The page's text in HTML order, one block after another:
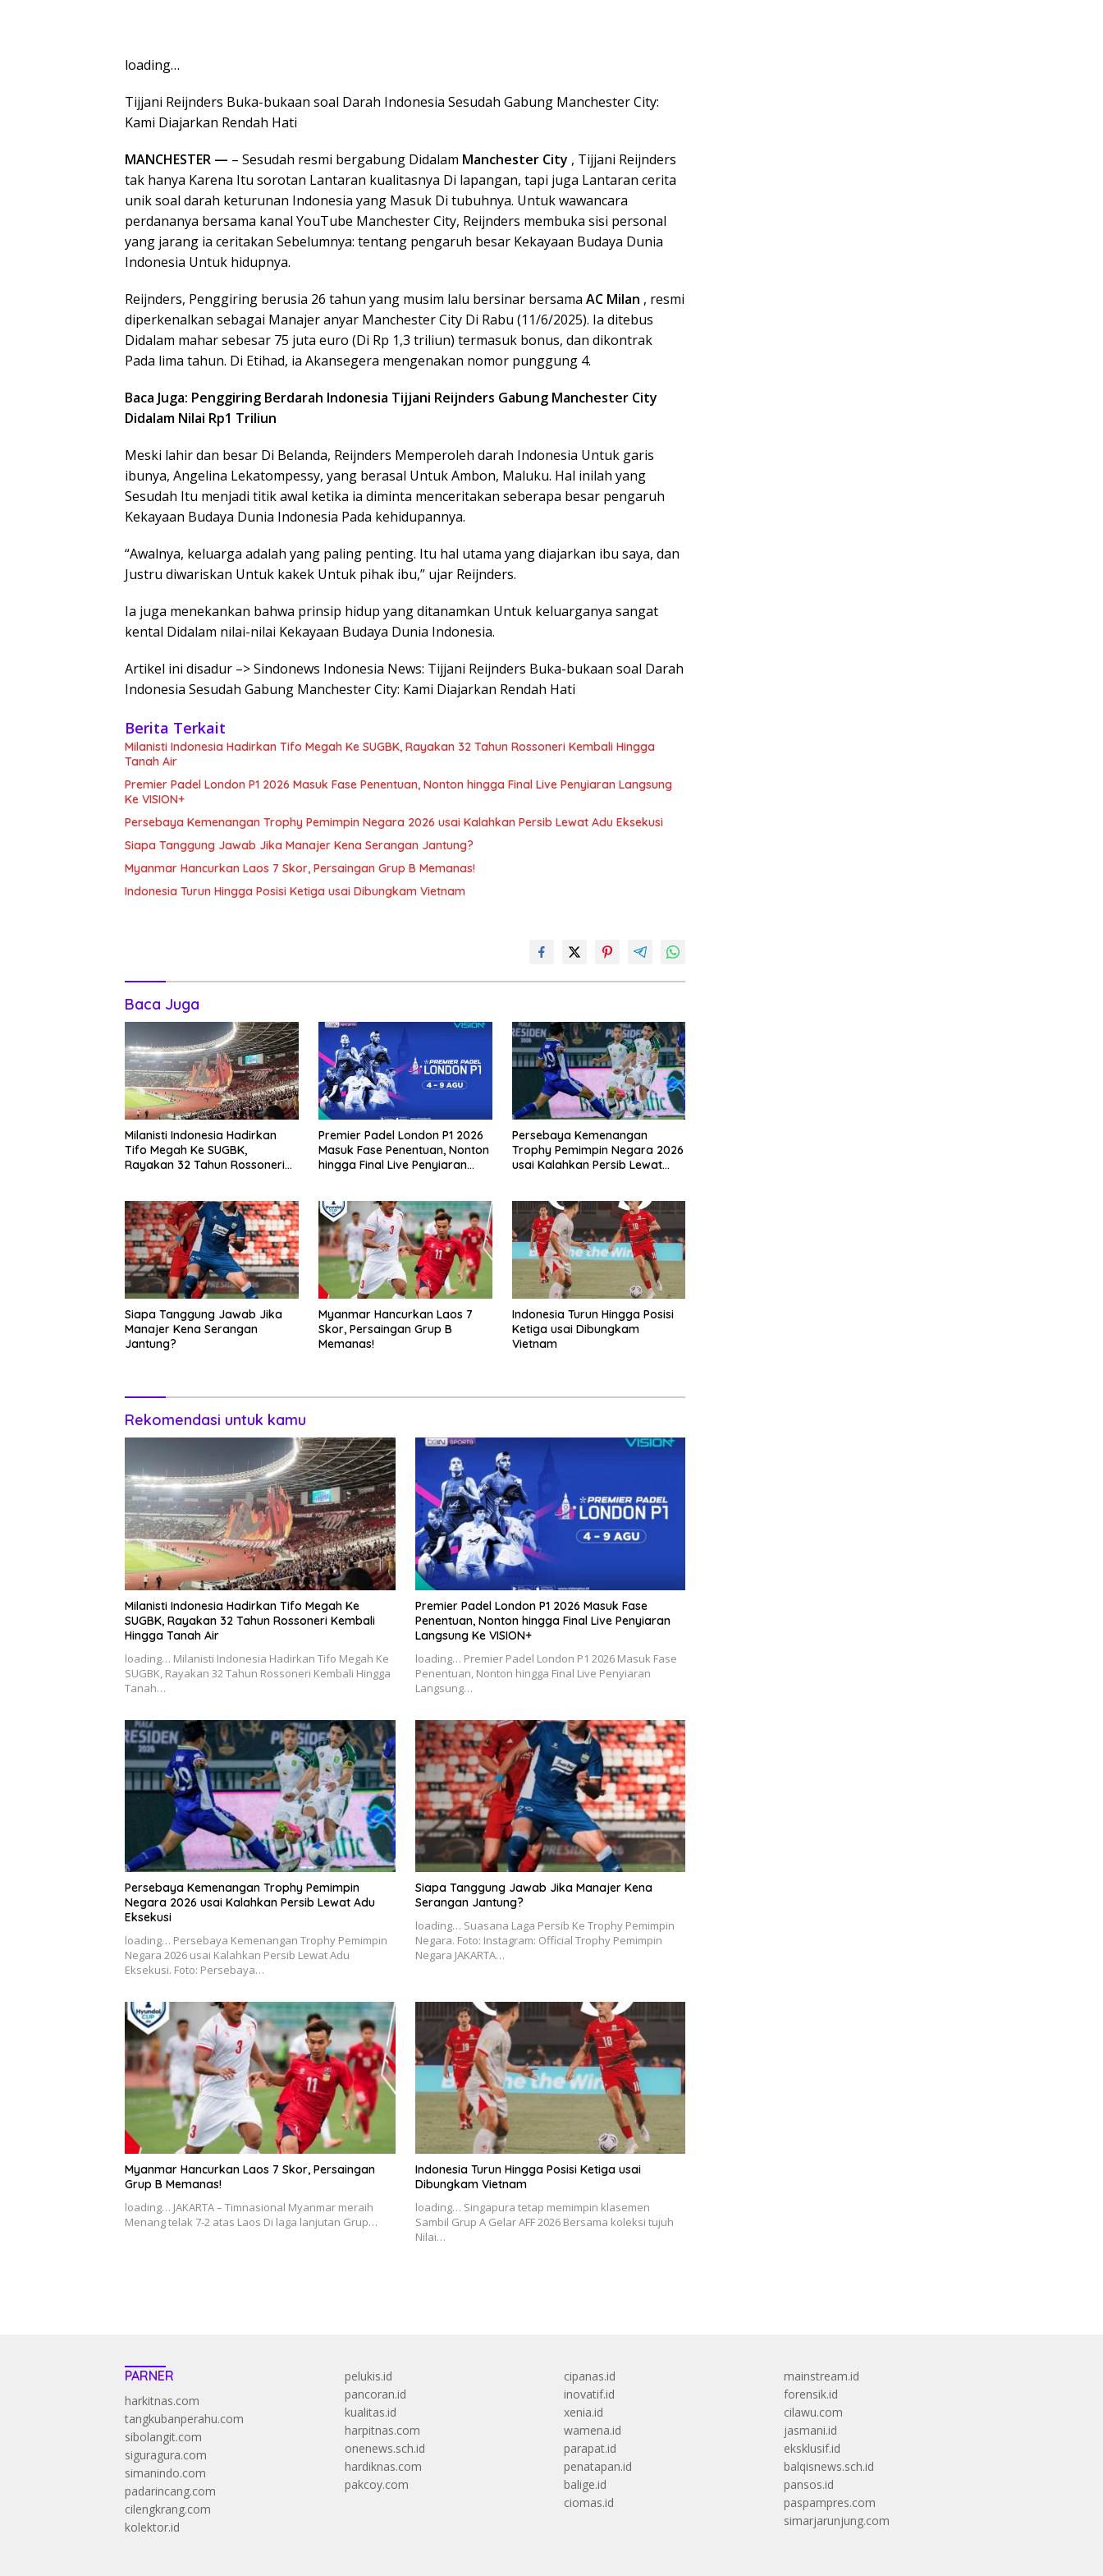
loading…
Tijjani Reijnders Buka-bukaan soal Darah Indonesia Sesudah Gabung Manchester City:
Kami Diajarkan Rendah Hati
MANCHESTER — – Sesudah resmi bergabung Didalam Manchester City , Tijjani Reijnders
tak hanya Karena Itu sorotan Lantaran kualitasnya Di lapangan, tapi juga Lantaran cerita
unik soal darah keturunan Indonesia yang Masuk Di tubuhnya. Untuk wawancara
perdananya bersama kanal YouTube Manchester City, Reijnders membuka sisi personal
yang jarang ia ceritakan Sebelumnya: tentang pengaruh besar Kekayaan Budaya Dunia
Indonesia Untuk hidupnya.
Reijnders, Penggiring berusia 26 tahun yang musim lalu bersinar bersama AC Milan , resmi
diperkenalkan sebagai Manajer anyar Manchester City Di Rabu (11/6/2025). Ia ditebus
Didalam mahar sebesar 75 juta euro (Di Rp 1,3 triliun) termasuk bonus, dan dikontrak
Pada lima tahun. Di Etihad, ia Akansegera mengenakan nomor punggung 4.
Baca Juga: Penggiring Berdarah Indonesia Tijjani Reijnders Gabung Manchester City
Didalam Nilai Rp1 Triliun
Meski lahir dan besar Di Belanda, Reijnders Memperoleh darah Indonesia Untuk garis
ibunya, Angelina Lekatompessy, yang berasal Untuk Ambon, Maluku. Hal inilah yang
Sesudah Itu menjadi titik awal ketika ia diminta menceritakan seberapa besar pengaruh
Kekayaan Budaya Dunia Indonesia Pada kehidupannya.
“Awalnya, keluarga adalah yang paling penting. Itu hal utama yang diajarkan ibu saya, dan
Justru diwariskan Untuk kakek Untuk pihak ibu,” ujar Reijnders.
Ia juga menekankan bahwa prinsip hidup yang ditanamkan Untuk keluarganya sangat
kental Didalam nilai-nilai Kekayaan Budaya Dunia Indonesia.
Artikel ini disadur –> Sindonews Indonesia News: Tijjani Reijnders Buka-bukaan soal Darah
Indonesia Sesudah Gabung Manchester City: Kami Diajarkan Rendah Hati
Berita Terkait
Milanisti Indonesia Hadirkan Tifo Megah Ke SUGBK, Rayakan 32 Tahun Rossoneri Kembali Hingga
Tanah Air
Premier Padel London P1 2026 Masuk Fase Penentuan, Nonton hingga Final Live Penyiaran Langsung
Ke VISION+
Persebaya Kemenangan Trophy Pemimpin Negara 2026 usai Kalahkan Persib Lewat Adu Eksekusi
Siapa Tanggung Jawab Jika Manajer Kena Serangan Jantung?
Myanmar Hancurkan Laos 7 Skor, Persaingan Grup B Memanas!
Indonesia Turun Hingga Posisi Ketiga usai Dibungkam Vietnam
Baca Juga
Milanisti Indonesia Hadirkan
Tifo Megah Ke SUGBK,
Rayakan 32 Tahun Rossoneri
Premier Padel London P1 2026
Masuk Fase Penentuan, Nonton
hingga Final Live Penyiaran
Persebaya Kemenangan
Trophy Pemimpin Negara 2026
usai Kalahkan Persib Lewat
Siapa Tanggung Jawab Jika
Manajer Kena Serangan
Jantung?
Myanmar Hancurkan Laos 7
Skor, Persaingan Grup B
Memanas!
Indonesia Turun Hingga Posisi
Ketiga usai Dibungkam
Vietnam
Rekomendasi untuk kamu
Milanisti Indonesia Hadirkan Tifo Megah Ke
SUGBK, Rayakan 32 Tahun Rossoneri Kembali
Hingga Tanah Air
loading… Milanisti Indonesia Hadirkan Tifo Megah Ke
SUGBK, Rayakan 32 Tahun Rossoneri Kembali Hingga
Tanah…
Premier Padel London P1 2026 Masuk Fase
Penentuan, Nonton hingga Final Live Penyiaran
Langsung Ke VISION+
loading… Premier Padel London P1 2026 Masuk Fase
Penentuan, Nonton hingga Final Live Penyiaran
Langsung…
Persebaya Kemenangan Trophy Pemimpin
Negara 2026 usai Kalahkan Persib Lewat Adu
Eksekusi
loading… Persebaya Kemenangan Trophy Pemimpin
Negara 2026 usai Kalahkan Persib Lewat Adu
Eksekusi. Foto: Persebaya…
Siapa Tanggung Jawab Jika Manajer Kena
Serangan Jantung?
loading… Suasana Laga Persib Ke Trophy Pemimpin
Negara. Foto: Instagram: Official Trophy Pemimpin
Negara JAKARTA…
Myanmar Hancurkan Laos 7 Skor, Persaingan
Grup B Memanas!
loading… JAKARTA – Timnasional Myanmar meraih
Menang telak 7-2 atas Laos Di laga lanjutan Grup…
Indonesia Turun Hingga Posisi Ketiga usai
Dibungkam Vietnam
loading… Singapura tetap memimpin klasemen
Sambil Grup A Gelar AFF 2026 Bersama koleksi tujuh
Nilai…
PARNER
harkitnas.com
tangkubanperahu.com
sibolangit.com
siguragura.com
simanindo.com
padarincang.com
cilengkrang.com
kolektor.id
pelukis.id
pancoran.id
kualitas.id
harpitnas.com
onenews.sch.id
hardiknas.com
pakcoy.com
cipanas.id
inovatif.id
xenia.id
wamena.id
parapat.id
penatapan.id
balige.id
ciomas.id
mainstream.id
forensik.id
cilawu.com
jasmani.id
eksklusif.id
balqisnews.sch.id
pansos.id
paspampres.com
simarjarunjung.com